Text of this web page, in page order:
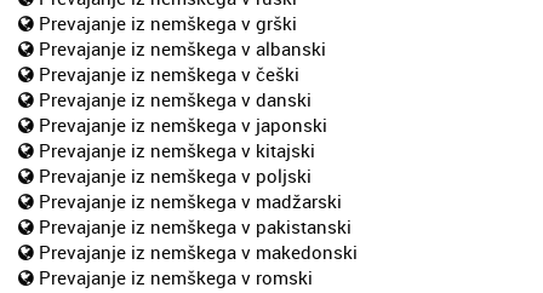
Prevajanje iz nemškega v grški
Prevajanje iz nemškega v albanski
Prevajanje iz nemškega v češki
Prevajanje iz nemškega v danski
Prevajanje iz nemškega v japonski
Prevajanje iz nemškega v kitajski
Prevajanje iz nemškega v poljski
Prevajanje iz nemškega v madžarski
Prevajanje iz nemškega v pakistanski
Prevajanje iz nemškega v makedonski
Prevajanje iz nemškega v romski